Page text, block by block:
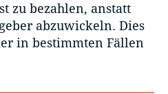
zu bezahlen, anstatt
abzuwickeln. Dies
in bestimmten Fällen